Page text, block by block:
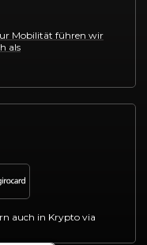
Mobilität führen wir
als
auch in Krypto via